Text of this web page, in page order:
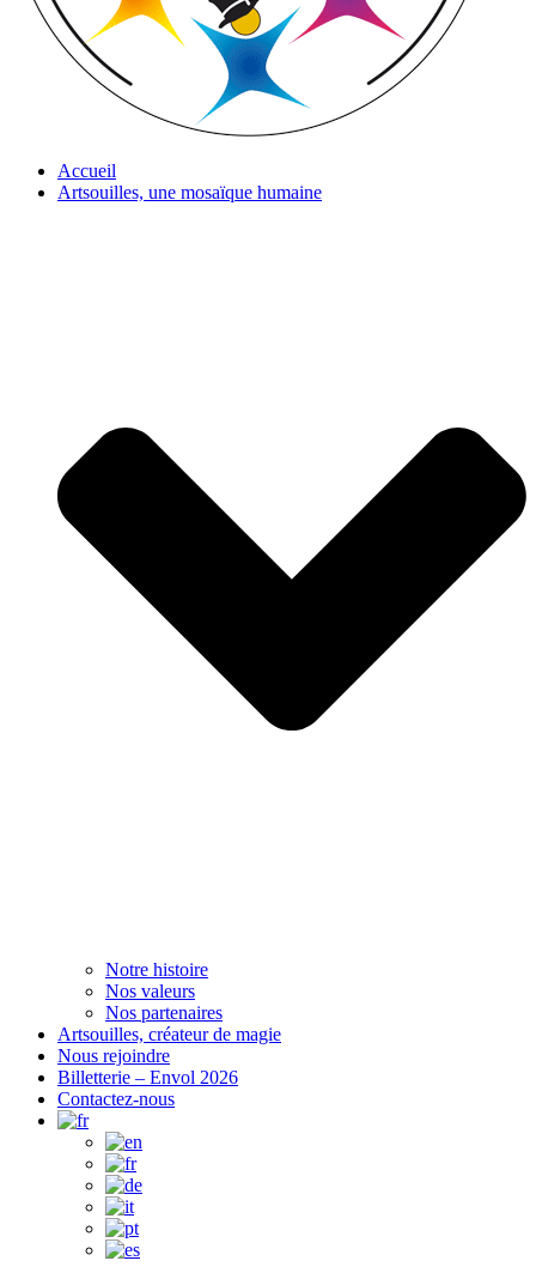
Accueil
Artsouilles, une mosaïque humaine
Notre histoire
Nos valeurs
Nos partenaires
Artsouilles, créateur de magie
Nous rejoindre
Billetterie – Envol 2026
Contactez-nous